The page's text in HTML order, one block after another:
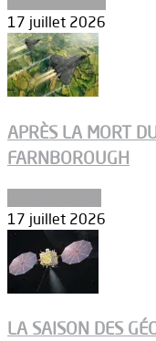
17 juillet 2026
APRÈS LA MORT
FARNBOROUGH
17 juillet 2026
LA SAISON DES